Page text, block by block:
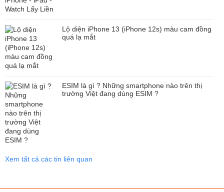
4 lựa chọn màu sắc với phiên bản màu Tím cực chất
Bên cạnh những màu như Đen Space Black, Bạc Silver, Vàng Gold,
khá bất ngờ khi màu sắc chủ đạo của iPhone 14 Pro, Pro Max năm
nay sẽ là màu Tím Deep Purple.
Lộ diện iPhone 13 (iPhone 12s) màu cam đồng
quá lạ mắt
ESIM là gì ? Những smartphone nào trên thị
trường Việt đang dùng ESIM ?
Xem tất cả các tin liên quan